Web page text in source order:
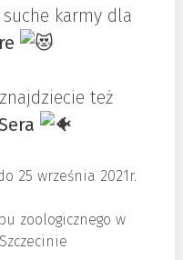
karmy dla
też
25 września 2021r.
zoologicznego w